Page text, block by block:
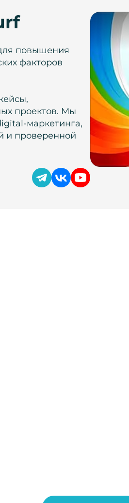
повышения
факторов
проектов. Мы
маркетинга,
и проверенной